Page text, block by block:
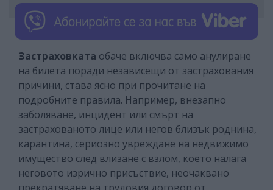
Застраховката обаче включва само анулиране
на билета поради независещи от застрахования
причини, става ясно при прочитане на
подробните правила. Например, внезапно
заболяване, инцидент или смърт на
застрахованото лице или негов близък роднина,
карантина, сериозно увреждане на недвижимо
имущество след влизане с взлом, което налага
неговото изрично присъствие, неочаквано